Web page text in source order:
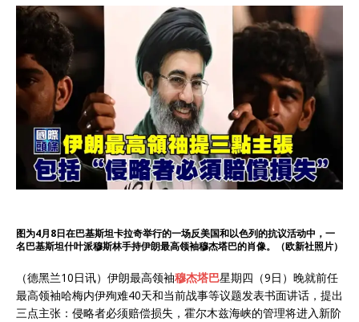
图为4月8日在巴基斯坦卡拉奇举行的一场反美国和以色列的抗议活动中，一
名巴基斯坦什叶派穆斯林手持伊朗最高领袖穆杰塔巴的肖像。（欧新社照片）
（德黑兰10日讯）伊朗最高领袖穆杰塔巴星期四（9日）晚就前任
最高领袖哈梅内伊殉难40天和当前战事等议题发表书面讲话，提出
三点主张：侵略者必须赔偿损失，霍尔木兹海峡的管理将进入新阶